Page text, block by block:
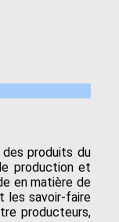
produits du
production et
en matière de
les savoir-faire
producteurs,